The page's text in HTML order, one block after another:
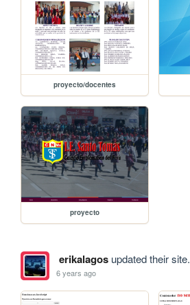
proyecto/docentes
proyecto
erikalagosupdated their site.
6 years ago